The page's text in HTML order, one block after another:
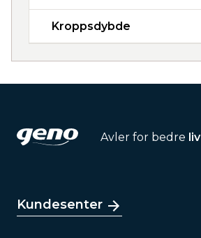
Kroppsdybde
Avler for bedre liv
Kundesenter